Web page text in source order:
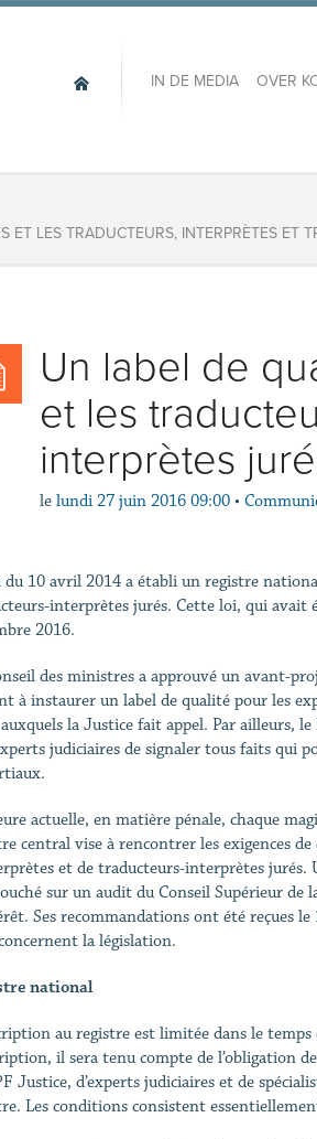
IN DE MEDIA OVER
LES TRADUCTEURS, INTERPRÈTES ET
Un label de
et les
interprètes
le lundi 27 juin 2016 09:00 •
du 10 avril 2014 a établi un registre
interprètes jurés. Cette loi, qui avait
2016.
des ministres a approuvé un avant-
à instaurer un label de qualité pour les
la Justice fait appel. Par ailleurs,
judiciaires de signaler tous faits qui
actuelle, en matière pénale, chaque
central vise à rencontrer les exigences
et de traducteurs-interprètes jurés.
sur un audit du Conseil Supérieur
Ses recommandations ont été reçues
la législation.
national
au registre est limitée dans le
il sera tenu compte de l’obligation
Justice, d’experts judiciaires et de
Les conditions consistent